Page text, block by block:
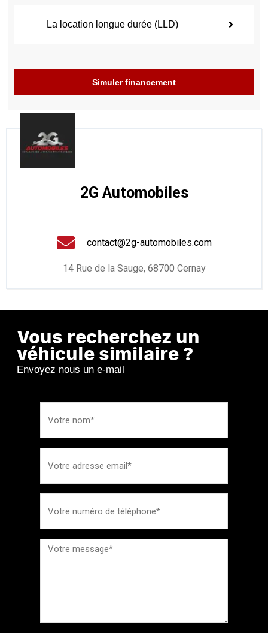
La location longue durée (LLD)
Simuler financement
2G Automobiles
contact@2g-automobiles.com
14 Rue de la Sauge, 68700 Cernay
Vous recherchez un
véhicule similaire ?
Envoyez nous un e-mail